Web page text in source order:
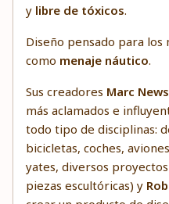
y libre de tóxicos.
Diseño pensado para los
como menaje náutico.
Sus creadores Marc
más aclamados e
todo tipo de disciplinas:
bicicletas, coches,
yates, diversos
piezas escultóricas) y